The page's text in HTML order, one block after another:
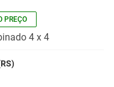
PREÇO
4 x 4